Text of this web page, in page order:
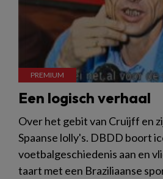
Een logisch verhaal
Over het gebit van Cruijff en
Spaanse lolly's. DBDD boort
voetbalgeschiedenis aan en
taart met een Braziliaanse